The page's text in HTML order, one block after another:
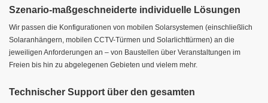
Szenario-maßgeschneiderte individuelle Lösungen
Wir passen die Konfigurationen von mobilen Solarsystemen (einschließlich
Solaranhängern, mobilen CCTV-Türmen und Solarlichttürmen) an die
jeweiligen Anforderungen an – von Baustellen über Veranstaltungen im
Freien bis hin zu abgelegenen Gebieten und vielem mehr.
Technischer Support über den gesamten